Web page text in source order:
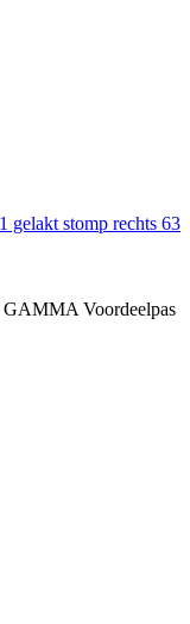
stomp rechts 63
GAMMA Voordeelpas